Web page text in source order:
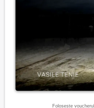
Folosește voucherul